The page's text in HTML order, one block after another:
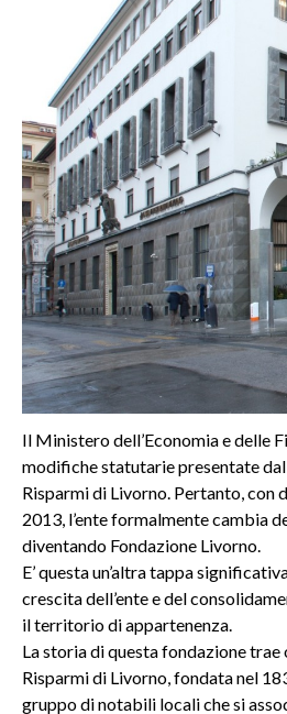
Il Ministero dell’Economia e delle
modifiche statutarie presentate
Risparmi di Livorno. Pertanto, con
2013, l’ente formalmente cambia
diventando Fondazione Livorno.
E’ questa un’altra tappa
crescita dell’ente e del
il territorio di appartenenza.
La storia di questa fondazione trae
Risparmi di Livorno, fondata nel
gruppo di notabili locali che si